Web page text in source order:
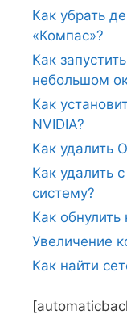
Как убрать
«Компас»?
Как
небольшом
Как
NVIDIA?
Как удалить
Как удалить
систему?
Как
Увеличение
Как найти